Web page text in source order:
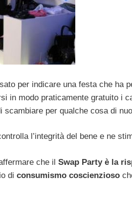
per indicare una festa che ha
in modo praticamente gratuito i
scambiare per qualche cosa di
l’integrità del bene e ne
che il Swap Party è la
di consumismo coscienzioso